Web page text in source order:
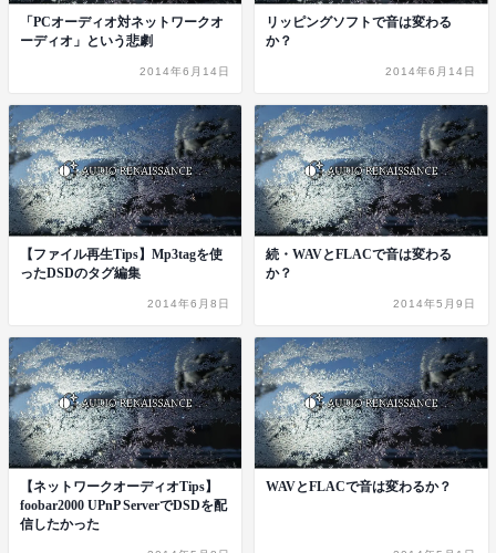
「PCオーディオ対ネットワークオ
ーディオ」という悲劇
2014年6月14日
リッピングソフトで音は変わる
か？
2014年6月14日
【ファイル再生Tips】Mp3tagを使
ったDSDのタグ編集
2014年6月8日
続・WAVとFLACで音は変わる
か？
2014年5月9日
【ネットワークオーディオTips】
foobar2000 UPnP ServerでDSDを配
信したかった
WAVとFLACで音は変わるか？